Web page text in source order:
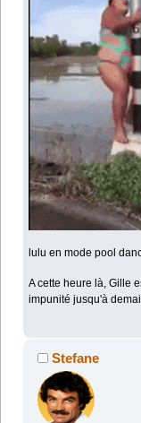
lulu en mode pool
A cette heure là, Gille
impunité jusqu'à
Stefane